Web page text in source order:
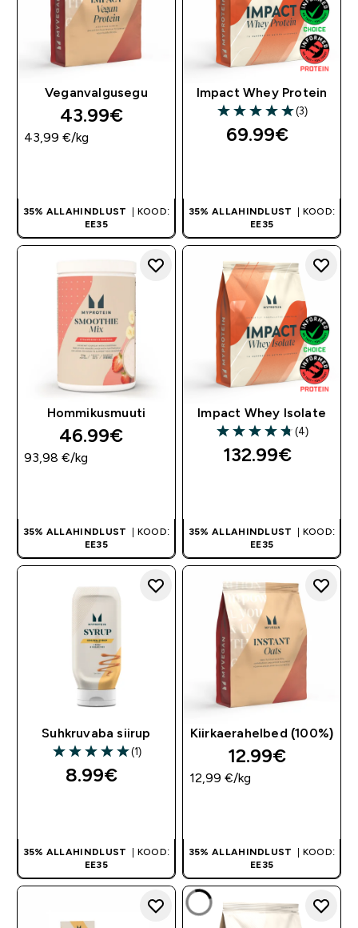
Veganvalgusegu
43.99€‎
43,99 €‎/kg
35% ALLAHINDLUST
| KOOD:
EE35
Impact Whey Protein
5 out of 5 stars
(3)
69.99€‎
35% ALLAHINDLUST
| KOOD:
EE35
Hommikusmuuti
46.99€‎
93,98 €‎/kg
35% ALLAHINDLUST
| KOOD:
EE35
Impact Whey Isolate
4.75 out of 5 stars
(4)
132.99€‎
35% ALLAHINDLUST
| KOOD:
EE35
Suhkruvaba siirup
5 out of 5 stars
(1)
8.99€‎
35% ALLAHINDLUST
| KOOD:
EE35
Kiirkaerahelbed (100%)
12.99€‎
12,99 €‎/kg
35% ALLAHINDLUST
| KOOD:
EE35